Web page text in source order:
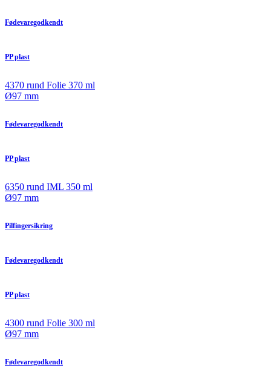
Fødevaregodkendt
PP plast
4370 rund Folie 370 ml
Ø97 mm
Fødevaregodkendt
PP plast
6350 rund IML 350 ml
Ø97 mm
Pilfingersikring
Fødevaregodkendt
PP plast
4300 rund Folie 300 ml
Ø97 mm
Fødevaregodkendt